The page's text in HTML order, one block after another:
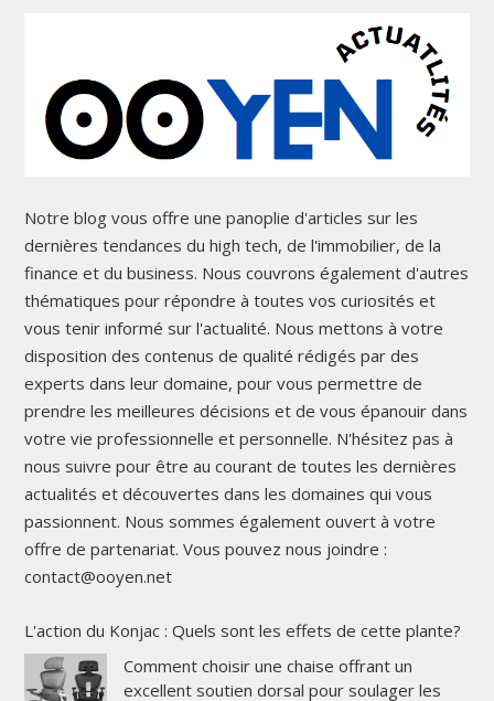
Notre blog vous offre une panoplie d'articles sur les
dernières tendances du high tech, de l'immobilier, de la
finance et du business. Nous couvrons également d'autres
thématiques pour répondre à toutes vos curiosités et
vous tenir informé sur l'actualité. Nous mettons à votre
disposition des contenus de qualité rédigés par des
experts dans leur domaine, pour vous permettre de
prendre les meilleures décisions et de vous épanouir dans
votre vie professionnelle et personnelle. N'hésitez pas à
nous suivre pour être au courant de toutes les dernières
actualités et découvertes dans les domaines qui vous
passionnent. Nous sommes également ouvert à votre
offre de partenariat. Vous pouvez nous joindre :
contact@ooyen.net
L'action du Konjac : Quels sont les effets de cette plante?
Comment choisir une chaise offrant un
excellent soutien dorsal pour soulager les